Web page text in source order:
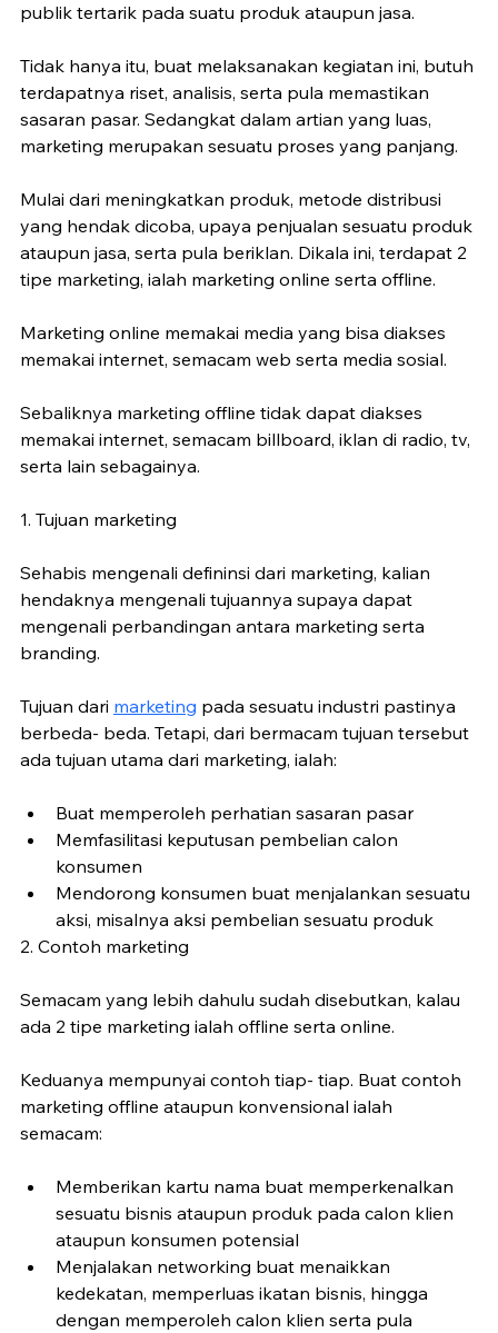
publik tertarik pada suatu produk ataupun jasa.
Tidak hanya itu, buat melaksanakan kegiatan ini, butuh
terdapatnya riset, analisis, serta pula memastikan
sasaran pasar. Sedangkat dalam artian yang luas,
marketing merupakan sesuatu proses yang panjang.
Mulai dari meningkatkan produk, metode distribusi
yang hendak dicoba, upaya penjualan sesuatu produk
ataupun jasa, serta pula beriklan. Dikala ini, terdapat 2
tipe marketing, ialah marketing online serta offline.
Marketing online memakai media yang bisa diakses
memakai internet, semacam web serta media sosial.
Sebaliknya marketing offline tidak dapat diakses
memakai internet, semacam billboard, iklan di radio, tv,
serta lain sebagainya.
1. Tujuan marketing
Sehabis mengenali defininsi dari marketing, kalian
hendaknya mengenali tujuannya supaya dapat
mengenali perbandingan antara marketing serta
branding.
Tujuan dari marketing pada sesuatu industri pastinya
berbeda- beda. Tetapi, dari bermacam tujuan tersebut
ada tujuan utama dari marketing, ialah:
Buat memperoleh perhatian sasaran pasar
Memfasilitasi keputusan pembelian calon
konsumen
Mendorong konsumen buat menjalankan sesuatu
aksi, misalnya aksi pembelian sesuatu produk
2. Contoh marketing
Semacam yang lebih dahulu sudah disebutkan, kalau
ada 2 tipe marketing ialah offline serta online.
Keduanya mempunyai contoh tiap- tiap. Buat contoh
marketing offline ataupun konvensional ialah
semacam:
Memberikan kartu nama buat memperkenalkan
sesuatu bisnis ataupun produk pada calon klien
ataupun konsumen potensial
Menjalakan networking buat menaikkan
kedekatan, memperluas ikatan bisnis, hingga
dengan memperoleh calon klien serta pula